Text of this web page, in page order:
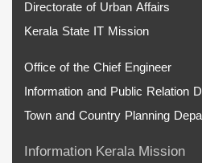
Directorate of Urban Affairs
Kerala State IT Mission
Office of the Chief Engineer
Information and Public Relation
Town and Country Planning
Information Kerala Mission